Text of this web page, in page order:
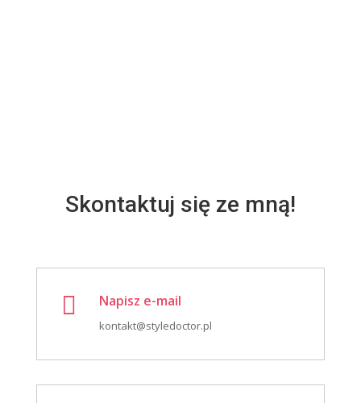
Skontaktuj się ze mną!
 Napisz e-mail
kontakt@styledoctor.pl